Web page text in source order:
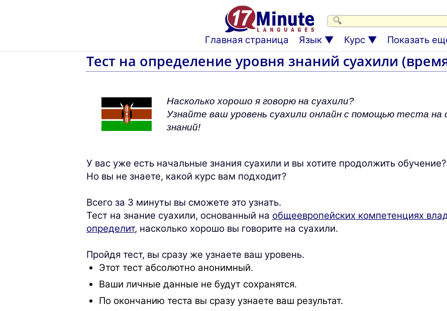
Главная страница Язык Курс Показать
Тест на определение уровня знаний суахили
Насколько хорошо я говорю на суахили?
Узнайте ваш уровень суахили онлайн с помощью теста на
знаний!
У вас уже есть начальные знания суахили и вы хотите продолжить обучение?
Но вы не знаете, какой курс вам подходит?
Всего за 3 минуты вы сможете это узнать.
Тест на знание суахили, основанный на общеевропейских компетенциях
определит, насколько хорошо вы говорите на суахили.
Пройдя тест, вы сразу же узнаете ваш уровень.
Этот тест абсолютно анонимный.
Ваши личные данные не будут сохранятся.
По окончанию теста вы сразу узнаете ваш результат.